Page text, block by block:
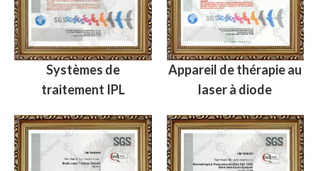
Systèmes de
traitement IPL
Appareil de thérapie au
laser à diode